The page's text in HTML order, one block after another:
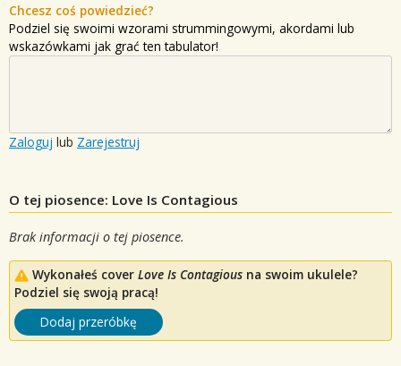
Chcesz coś powiedzieć?
Podziel się swoimi wzorami strummingowymi, akordami lub
wskazówkami jak grać ten tabulator!
Zaloguj lub Zarejestruj
O tej piosence: Love Is Contagious
Brak informacji o tej piosence.
Wykonałeś cover Love Is Contagious na swoim ukulele?
Podziel się swoją pracą!
Dodaj przeróbkę